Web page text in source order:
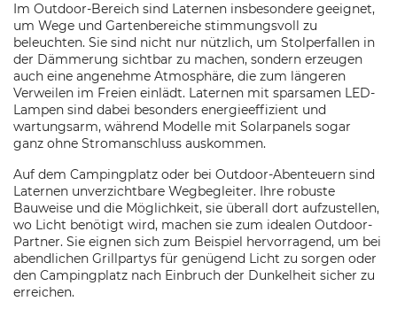
Im Outdoor-Bereich sind Laternen insbesondere geeignet,
um Wege und Gartenbereiche stimmungsvoll zu
beleuchten. Sie sind nicht nur nützlich, um Stolperfallen in
der Dämmerung sichtbar zu machen, sondern erzeugen
auch eine angenehme Atmosphäre, die zum längeren
Verweilen im Freien einlädt. Laternen mit sparsamen LED-
Lampen sind dabei besonders energieeffizient und
wartungsarm, während Modelle mit Solarpanels sogar
ganz ohne Stromanschluss auskommen.
Auf dem Campingplatz oder bei Outdoor-Abenteuern sind
Laternen unverzichtbare Wegbegleiter. Ihre robuste
Bauweise und die Möglichkeit, sie überall dort aufzustellen,
wo Licht benötigt wird, machen sie zum idealen Outdoor-
Partner. Sie eignen sich zum Beispiel hervorragend, um bei
abendlichen Grillpartys für genügend Licht zu sorgen oder
den Campingplatz nach Einbruch der Dunkelheit sicher zu
erreichen.